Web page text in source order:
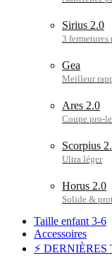
Sirius 2.0
Gea
Ares 2.0
Scorpius
Horus 2.0
Taille enfant 3-6
Accessoires
⚡